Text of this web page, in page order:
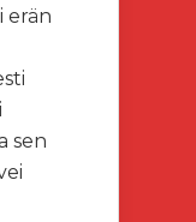
erän
sen